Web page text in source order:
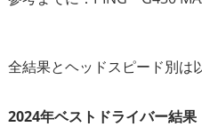
全結果とヘッドスピード別は
2024年ベストドライバー結果